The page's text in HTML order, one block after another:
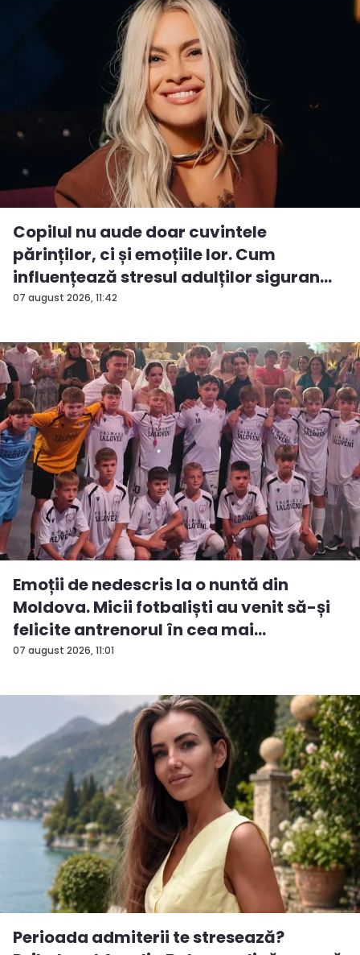
07 august 2026, 11:42
Copilul nu aude doar cuvintele
părinților, ci și emoțiile lor. Cum
influențează stresul adulților siguran...
07 august 2026, 11:01
Emoții de nedescris la o nuntă din
Moldova. Micii fotbaliști au venit să-și
felicite antrenorul în cea mai
importan...
Perioada admiterii te stresează?